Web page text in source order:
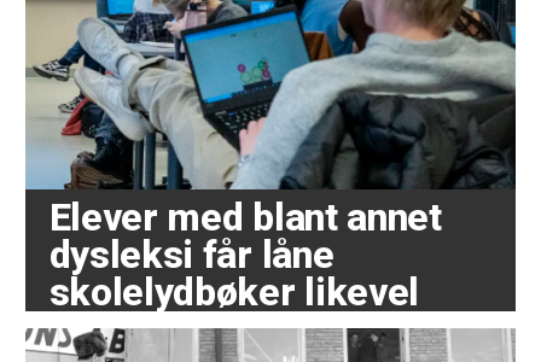
Elever med blant annet
dysleksi får låne
skolelydbøker likevel